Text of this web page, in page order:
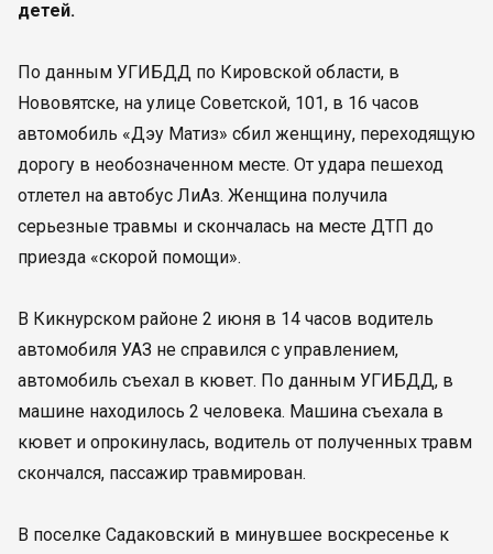
детей.
По данным УГИБДД по Кировской области, в
Нововятске, на улице Советской, 101, в 16 часов
автомобиль «Дэу Матиз» сбил женщину, переходящую
дорогу в необозначенном месте. От удара пешеход
отлетел на автобус ЛиАз. Женщина получила
серьезные травмы и скончалась на месте ДТП до
приезда «скорой помощи».
В Кикнурском районе 2 июня в 14 часов водитель
автомобиля УАЗ не справился с управлением,
автомобиль съехал в кювет. По данным УГИБДД, в
машине находилось 2 человека. Машина съехала в
кювет и опрокинулась, водитель от полученных травм
скончался, пассажир травмирован.
В поселке Садаковский в минувшее воскресенье к